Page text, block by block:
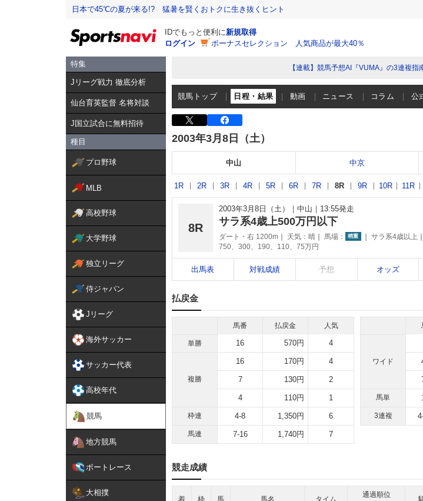
日本で45℃の夏が来る!? 猛暑を賢くおトクに生き抜くヒント
IDでもっと便利に新規取得
ログイン
ボーナスセレクション 人気商品が最大40％
特集
Jリーグ戦力 徹底分析
仙台育英監督 名将対談
J国立試合に無料招待
種目
プロ野球
MLB
高校野球
大学野球
独立リーグ
侍ジャパン
Jリーグ
海外サッカー
サッカー代表
高校年代
競馬
地方競馬
ボートレース
大相撲
【連載】競馬予想AI『VUMA』の3連複指
競馬トップ 日程・結果 動画 ニュース コラム 公
2003年3月8日（土）
中山 中京
1R 2R 3R 4R 5R 6R 7R 8R 9R 10R 11R
8R
2003年3月8日（土） 中山 13:55発走
サラ系4歳上500万円以下
ダート・右 1200m 天気： 晴 馬場： 稍重 サラ系4歳以上
750、300、190、110、75万円
出馬表 対戦成績 予想 オッズ
払戻金
馬番 払戻金 人気
単勝 16 570円 4
複勝
16 170円 4
7 130円 2
4 110円 1
枠連 4-8 1,350円 6
馬連 7-16 1,740円 7
ワイド
馬単
3連複
競走成績
着
枠
馬
馬名
タイム
通過順位